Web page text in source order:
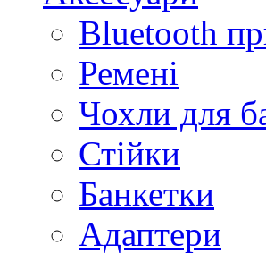
Bluetooth
Ремені
Чохли для
Стійки
Банкетки
Адаптери